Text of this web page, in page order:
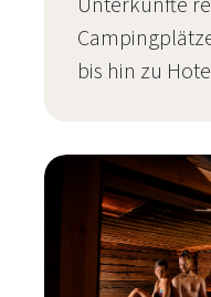
bis hin zu